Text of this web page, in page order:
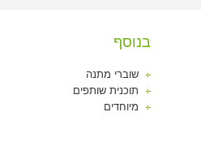
בנוסף
שוברי מתנה
תוכנית שותפים
מיוחדים